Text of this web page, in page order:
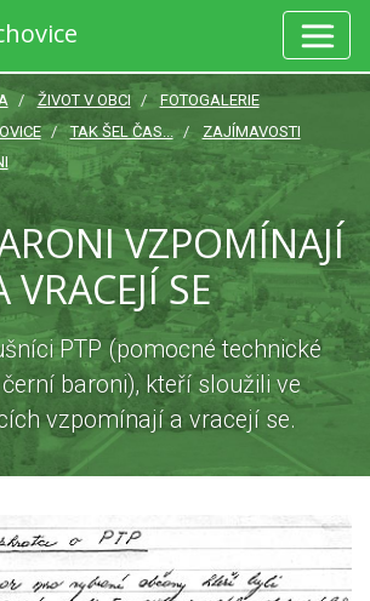
ŽIVOT V OBCI
FOTOGALERIE
TAK ŠEL ČAS...
ZAJÍMAVOSTI
VZPOMÍNAJÍ
VRACEJÍ SE
PTP (pomocné technické
baroni), kteří sloužili ve
vzpomínají a vracejí se.